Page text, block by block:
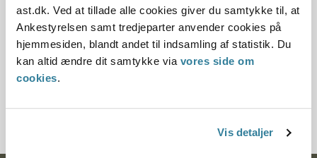
ast.dk. Ved at tillade alle cookies giver du samtykke til, at
Ankestyrelsen samt tredjeparter anvender cookies på
hjemmesiden, blandt andet til indsamling af statistik. Du
kan altid ændre dit samtykke via vores side om
cookies.
Vis detaljer
Paragraf
§ 20 § 30 § 34
Journalnummer